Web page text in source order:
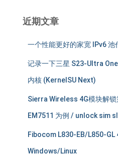
近期文章
一个性能更好的家宽 IPv6
记录一下三星 S23-Ultra
内核 (KernelSU Next)
Sierra Wireless 4G模块解
EM7511 为例 / unlock sim
Fibocom L830-EB/L850-GL
Windows/Linux